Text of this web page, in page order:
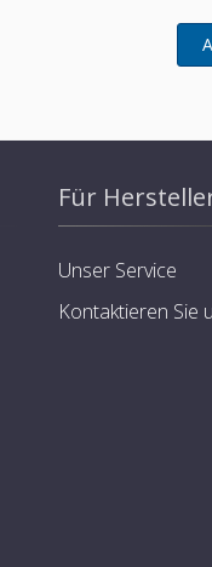
Für
Unser Service
Kontaktieren Sie